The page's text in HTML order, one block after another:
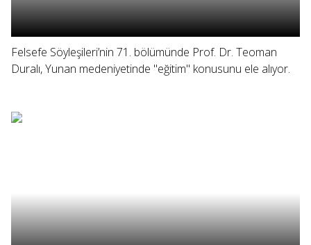
Felsefe Söyleşileri’nin 71. bölümünde Prof. Dr. Teoman
Duralı, Yunan medeniyetinde "eğitim" konusunu ele alıyor.